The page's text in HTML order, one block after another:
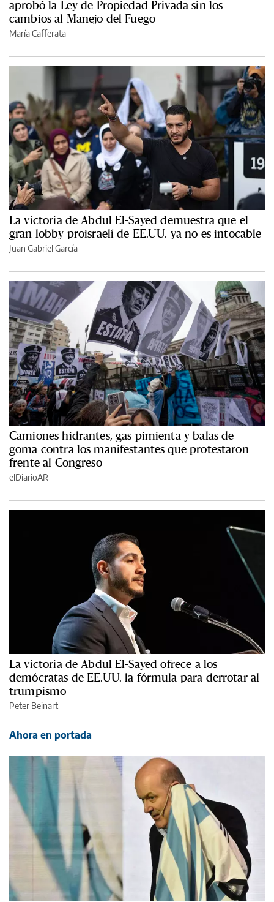
aprobó la Ley de Propiedad Privada sin los
cambios al Manejo del Fuego
María Cafferata
La victoria de Abdul El-Sayed demuestra que el
gran lobby proisraelí de EE.UU. ya no es intocable
Juan Gabriel García
Camiones hidrantes, gas pimienta y balas de
goma contra los manifestantes que protestaron
frente al Congreso
elDiarioAR
La victoria de Abdul El-Sayed ofrece a los
demócratas de EE.UU. la fórmula para derrotar al
trumpismo
Peter Beinart
Ahora en portada